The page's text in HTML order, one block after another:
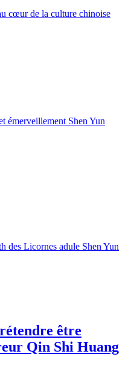
cœur de la culture chinoise
émerveillement Shen Yun
des Licornes adule Shen Yun
être
Qin Shi Huang